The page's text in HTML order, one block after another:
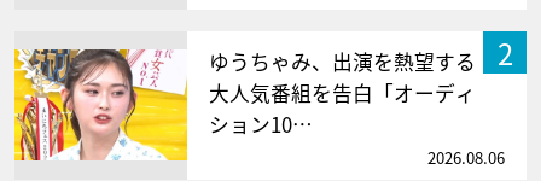
2
ゆうちゃみ、出演を熱望する
大人気番組を告白「オーディ
ション10…
2026.08.06